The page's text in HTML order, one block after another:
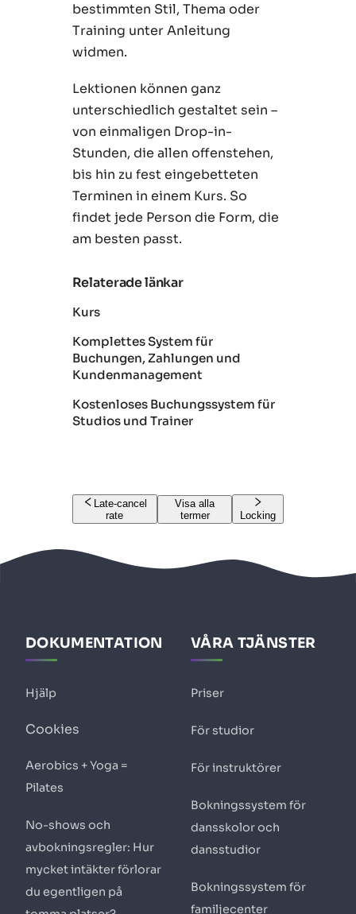
bestimmten Stil, Thema oder
Training unter Anleitung
widmen.
Lektionen können ganz
unterschiedlich gestaltet sein –
von einmaligen Drop-in-
Stunden, die allen offenstehen,
bis hin zu fest eingebetteten
Terminen in einem Kurs. So
findet jede Person die Form, die
am besten passt.
Relaterade länkar
Kurs
Komplettes System für
Buchungen, Zahlungen und
Kundenmanagement
Kostenloses Buchungssystem für
Studios und Trainer
Late-cancel
rate
Visa alla
termer
Locking
DOKUMENTATION
Hjälp
Cookies
Aerobics + Yoga =
Pilates
No-shows och
avbokningsregler: Hur
mycket intäkter förlorar
du egentligen på
VÅRA TJÄNSTER
Priser
För studior
För instruktörer
Bokningssystem för
dansskolor och
dansstudior
Bokningssystem för
familjecenter